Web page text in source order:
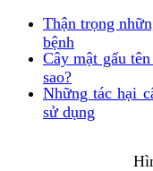
Thận trọng
bệnh
Cây mật gấu
sao?
Những tác hại
sử dụng